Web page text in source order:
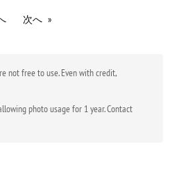
次へ
not free to use. Even with credit,
photo usage for 1 year. Contact